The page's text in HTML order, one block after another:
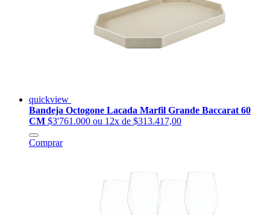
quickview
Bandeja Octogone Lacada Marfil Grande Baccarat 60
CM $3'761.000 ou 12x de $313.417,00
Comprar